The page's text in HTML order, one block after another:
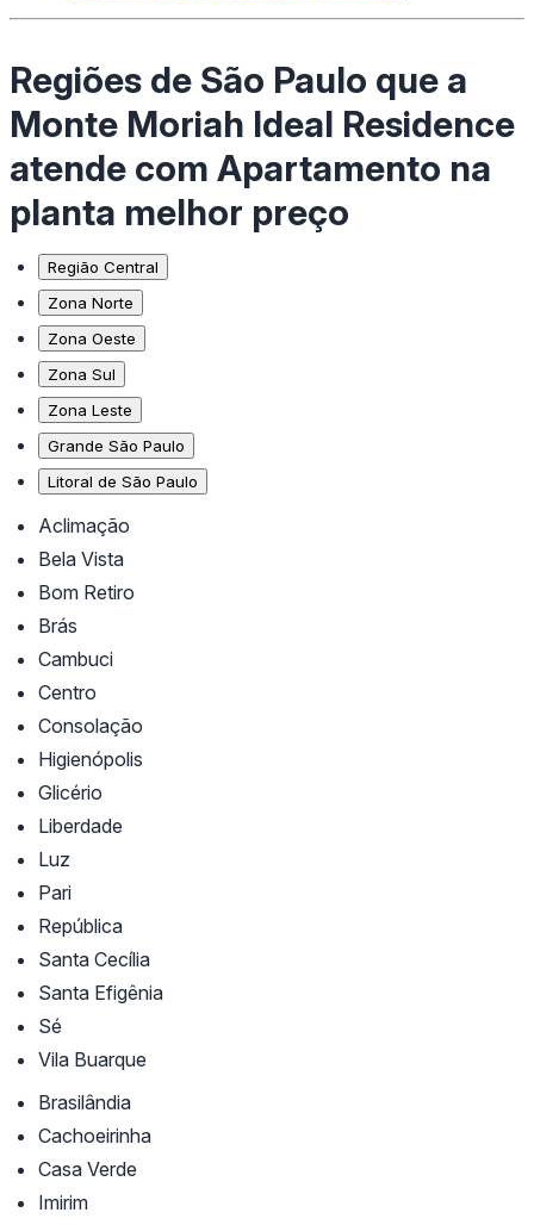
Regiões de São Paulo que a
Monte Moriah Ideal Residence
atende com Apartamento na
planta melhor preço
Região Central
Zona Norte
Zona Oeste
Zona Sul
Zona Leste
Grande São Paulo
Litoral de São Paulo
Aclimação
Bela Vista
Bom Retiro
Brás
Cambuci
Centro
Consolação
Higienópolis
Glicério
Liberdade
Luz
Pari
República
Santa Cecília
Santa Efigênia
Sé
Vila Buarque
Brasilândia
Cachoeirinha
Casa Verde
Imirim